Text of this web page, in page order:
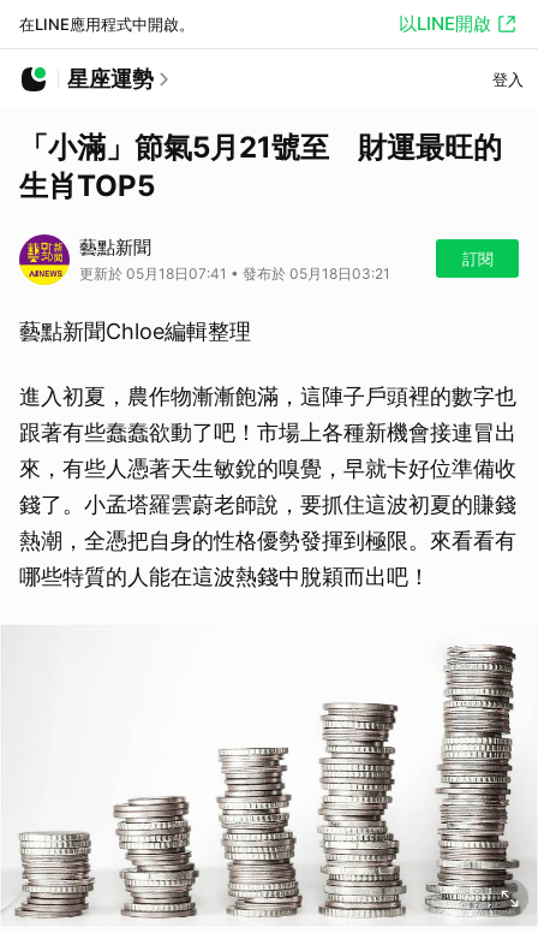
在LINE應用程式中開啟。 以LINE開啟
星座運勢 登入
「小滿」節氣5月21號至 財運最旺的
生肖TOP5
藝點新聞
更新於 05月18日07:41 • 發布於 05月18日03:21
訂閱
藝點新聞Chloe編輯整理
進入初夏，農作物漸漸飽滿，這陣子戶頭裡的數字也
跟著有些蠢蠢欲動了吧！市場上各種新機會接連冒出
來，有些人憑著天生敏銳的嗅覺，早就卡好位準備收
錢了。小孟塔羅雲蔚老師說，要抓住這波初夏的賺錢
熱潮，全憑把自身的性格優勢發揮到極限。來看看有
哪些特質的人能在這波熱錢中脫穎而出吧！